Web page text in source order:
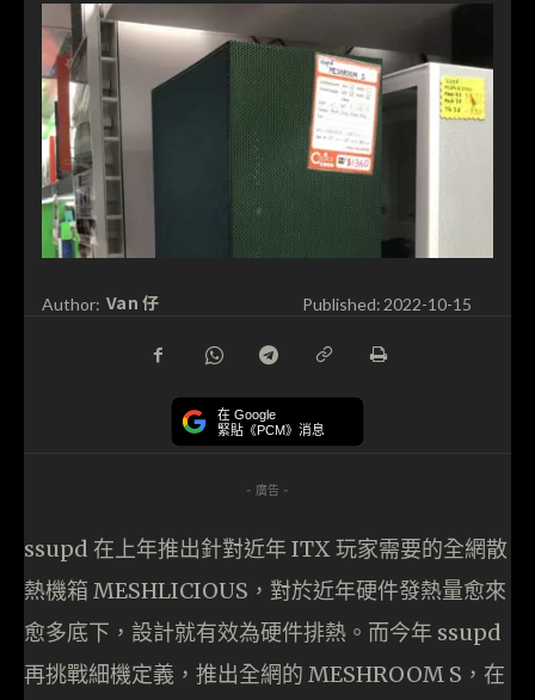
Author: Van 仔 Published: 2022-10-15
在 Google
緊貼《PCM》消息
- 廣告 -
ssupd 在上年推出針對近年 ITX 玩家需要的全網散
熱機箱 MESHLICIOUS，對於近年硬件發熱量愈來
愈多底下，設計就有效為硬件排熱。而今年 ssupd
再挑戰細機定義，推出全網的 MESHROOM S，在